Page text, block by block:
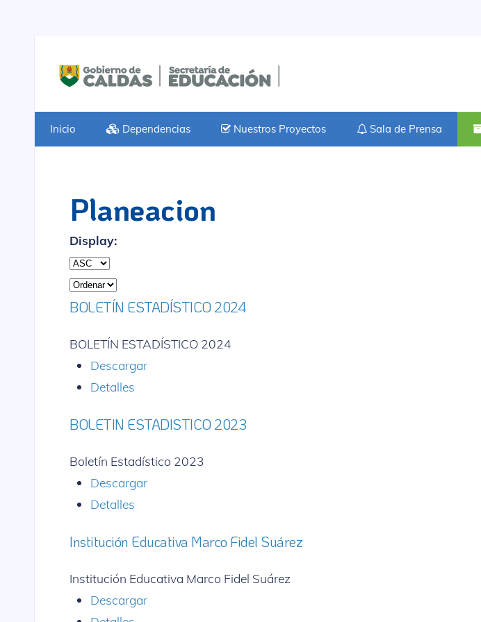
Inicio Dependencias Nuestros Proyectos Sala de Prensa
Planeacion
Display:
BOLETÍN ESTADÍSTICO 2024
BOLETÍN ESTADÍSTICO 2024
Descargar
Detalles
BOLETIN ESTADISTICO 2023
Boletín Estadístico 2023
Descargar
Detalles
Institución Educativa Marco Fidel Suárez
Institución Educativa Marco Fidel Suárez
Descargar